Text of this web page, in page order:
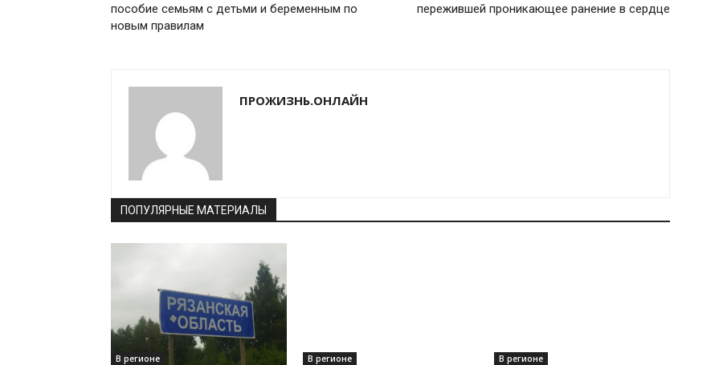
пособие семьям с детьми и беременным по
новым правилам
пережившей проникающее ранение в сердце
ПРОЖИЗНЬ.ОНЛАЙН
ПОПУЛЯРНЫЕ МАТЕРИАЛЫ
В регионе В регионе В регионе